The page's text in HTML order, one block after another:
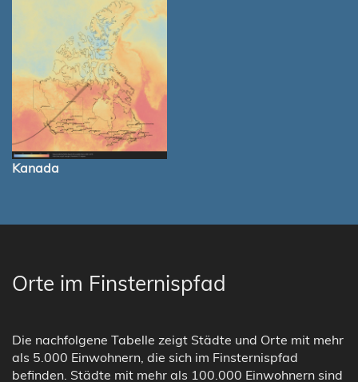
Kanada
Orte im Finsternispfad
Die nachfolgene Tabelle zeigt Städte und Orte mit mehr
als 5.000 Einwohnern, die sich im Finsternispfad
befinden. Städte mit mehr als 100.000 Einwohnern sind